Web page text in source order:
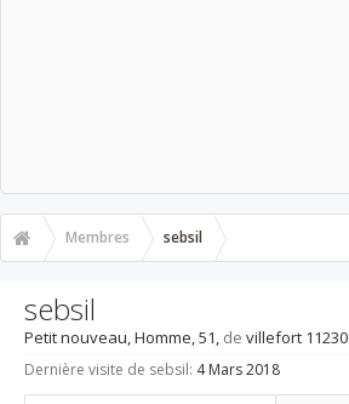
Membres sebsil
sebsil
Petit nouveau, Homme, 51, de villefort 11230
Dernière visite de sebsil: 4 Mars 2018